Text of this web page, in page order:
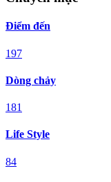
Điểm đến
197
Dòng chảy
181
Life Style
84